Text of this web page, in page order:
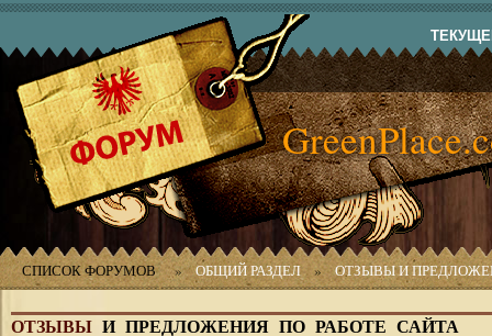
СПИСОК ФОРУМОВ » ОБЩИЙ РАЗДЕЛ » ОТЗЫВЫ И
ОТЗЫВЫ И ПРЕДЛОЖЕНИЯ ПО РАБОТЕ САЙТА